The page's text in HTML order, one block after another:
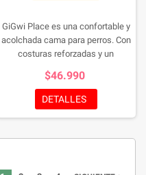
GiGwi Place es una confortable y
acolchada cama para perros. Con
costuras reforzadas y un
de colores. Fabricada en
materiales de gran calidad y
lavable en lavadora. Con cómodos
por la casa
$46.990
DETALLES